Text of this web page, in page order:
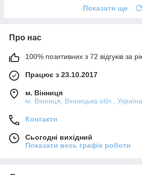
Показати ще
Про нас
100% позитивних з 72 відгуків за
Працює з 23.10.2017
м. Вінниця
м. Вінниця, Вінницька обл.,
Контакти
Сьогодні вихідний
Показати весь графік роботи